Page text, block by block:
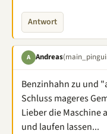
Antwort
A Andreas
Benzinhahn zu und
Schluss mageres
Lieber die Maschine
und laufen lassen...